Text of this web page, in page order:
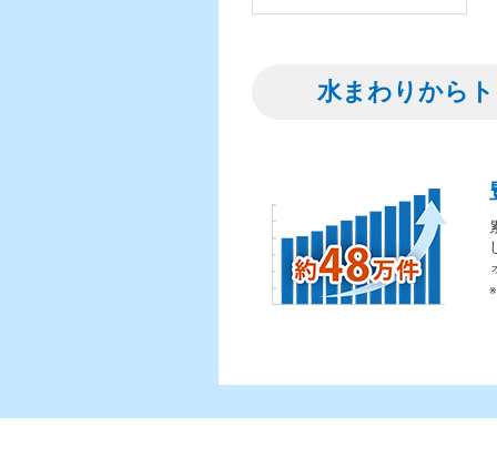
水まわりから